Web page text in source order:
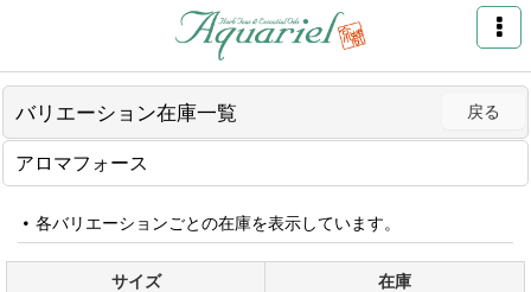
バリエーション在庫一覧 戻る
アロマフォース
各バリエーションごとの在庫を表示しています。
サイズ
在庫